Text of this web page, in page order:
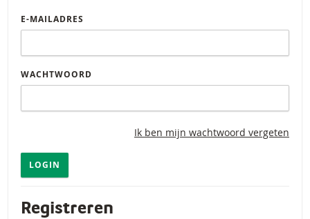
E-MAILADRES
WACHTWOORD
Ik ben mijn wachtwoord vergeten
LOGIN
Registreren